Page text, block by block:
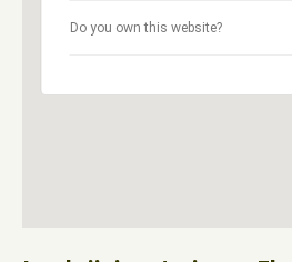
Do you own this website?